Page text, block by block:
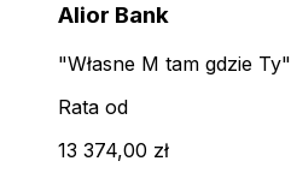
Alior Bank
"Własne M tam gdzie Ty"
Rata od
13 374,00 zł